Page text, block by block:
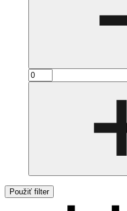
Použiť filter